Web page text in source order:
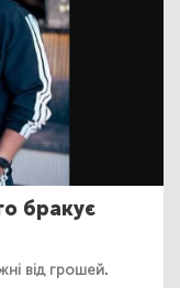
бракує
від грошей.